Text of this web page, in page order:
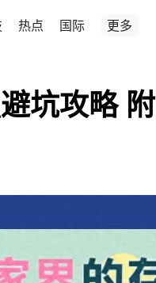
热点 国际 更多
坑攻略